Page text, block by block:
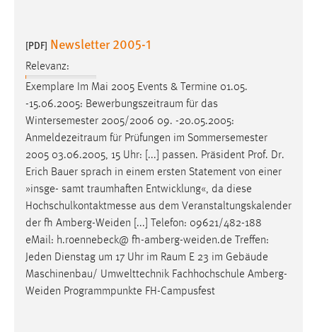
[PDF] Newsletter 2005-1
Relevanz:
Exemplare Im Mai 2005 Events & Termine 01.05.
-15.06.2005: Bewerbungszeitraum für das
Wintersemester 2005/2006 09. -20.05.2005:
Anmeldezeitraum für Prüfungen im Sommersemester
2005 03.06.2005, 15 Uhr: [...] passen. Präsident Prof. Dr.
Erich Bauer sprach in einem ersten Statement von einer
»insge- samt traumhaften Entwicklung«, da diese
Hochschulkontaktmesse aus dem Veranstaltungskalender
der fh Amberg-Weiden [...] Telefon: 09621/482-188
eMail: h.roennebeck@ fh-amberg-weiden.de Treffen:
Jeden Dienstag um 17 Uhr im Raum E 23 im Gebäude
Maschinenbau/ Umwelttechnik Fachhochschule Amberg-
Weiden Programmpunkte FH-Campusfest